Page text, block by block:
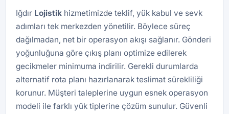
Iğdır Lojistik hizmetimizde teklif, yük kabul ve sevk
adımları tek merkezden yönetilir. Böylece süreç
dağılmadan, net bir operasyon akışı sağlanır. Gönderi
yoğunluğuna göre çıkış planı optimize edilerek
gecikmeler minimuma indirilir. Gerekli durumlarda
alternatif rota planı hazırlanarak teslimat sürekliliği
korunur. Müşteri taleplerine uygun esnek operasyon
modeli ile farklı yük tiplerine çözüm sunulur. Güvenli